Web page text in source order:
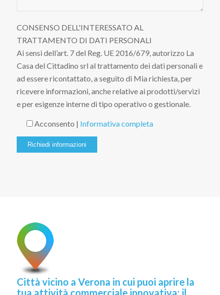
CONSENSO DELL'INTERESSATO AL
TRATTAMENTO DI DATI PERSONALI
Ai sensi dell’art. 7 del Reg. UE 2016/679, autorizzo La
Casa del Cittadino srl al trattamento dei dati personali e
ad essere ricontattato, a seguito di Mia richiesta, per
ricevere informazioni, anche relative ai prodotti/servizi
e per esigenze interne di tipo operativo o gestionale.
Acconsento | Informativa completa
Città vicino a Verona in cui puoi aprire la